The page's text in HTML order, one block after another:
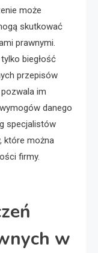
może
skutkować
prawnymi.
biegłość
przepisów
im
danego
specjalistów
które można
firmy.
w